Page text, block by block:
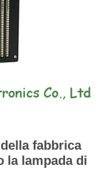
fabbrica
la lampada di